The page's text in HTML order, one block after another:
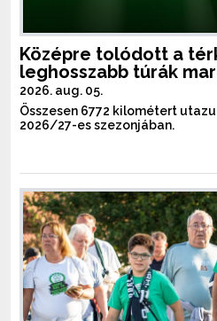
Középre tolódott a
leghosszabb túrák
2026. aug. 05.
Összesen 6772 kilométert
2026/27-es szezonjában.